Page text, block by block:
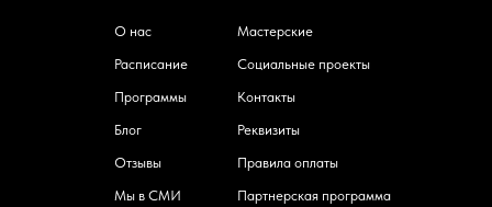
О нас
Расписание
Программы
Блог
Мастерские
Контакты
Реквизиты
Правила оплаты
Социальные проекты
Партнерская программа
Отзывы
Мы в СМИ